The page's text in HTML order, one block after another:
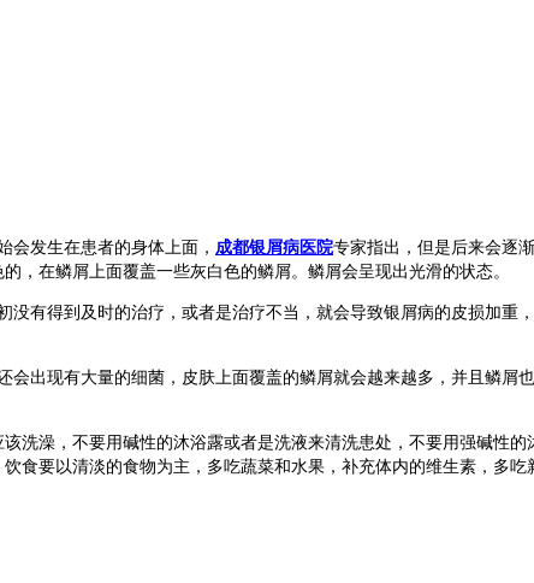
会发生在患者的身体上面， 成都银屑病医院专家指出，但是后来会逐
，在鳞屑上面覆盖一些灰白色的鳞屑。鳞屑会呈现出光滑的状态。
有得到及时的治疗，或者是治疗不当，就会导致银屑病的皮损加
出现有大量的细菌，皮肤上面覆盖的鳞屑就会越来越多，并且鳞
洗澡，不要用碱性的沐浴露或者是洗液来清洗患处，不要用强碱性
食要以清淡的食物为主，多吃蔬菜和水果，补充体内的维生素，多